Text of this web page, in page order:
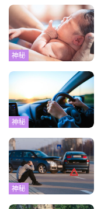
神秘
神秘
神秘